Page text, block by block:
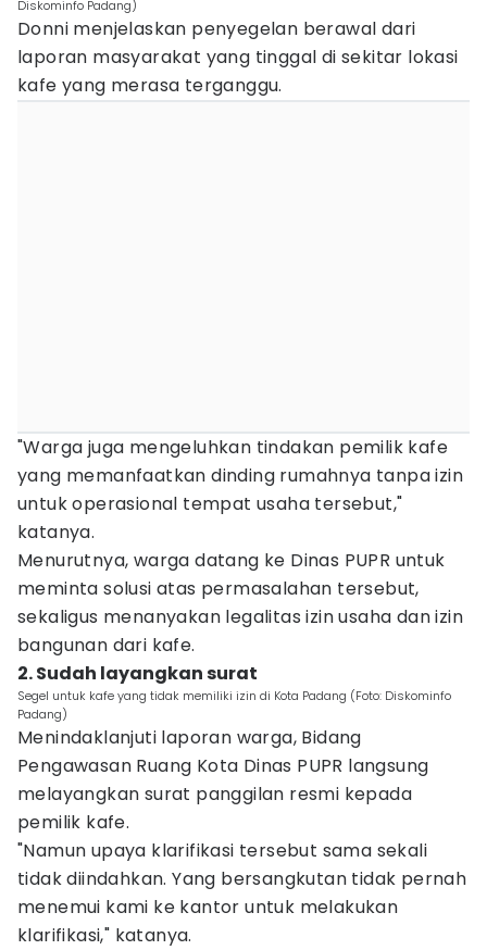
Diskominfo Padang)
Donni menjelaskan penyegelan berawal dari
laporan masyarakat yang tinggal di sekitar lokasi
kafe yang merasa terganggu.
"Warga juga mengeluhkan tindakan pemilik kafe
yang memanfaatkan dinding rumahnya tanpa izin
untuk operasional tempat usaha tersebut,"
katanya.
Menurutnya, warga datang ke Dinas PUPR untuk
meminta solusi atas permasalahan tersebut,
sekaligus menanyakan legalitas izin usaha dan izin
bangunan dari kafe.
2. Sudah layangkan surat
Segel untuk kafe yang tidak memiliki izin di Kota Padang (Foto: Diskominfo
Padang)
Menindaklanjuti laporan warga, Bidang
Pengawasan Ruang Kota Dinas PUPR langsung
melayangkan surat panggilan resmi kepada
pemilik kafe.
"Namun upaya klarifikasi tersebut sama sekali
tidak diindahkan. Yang bersangkutan tidak pernah
menemui kami ke kantor untuk melakukan
klarifikasi," katanya.